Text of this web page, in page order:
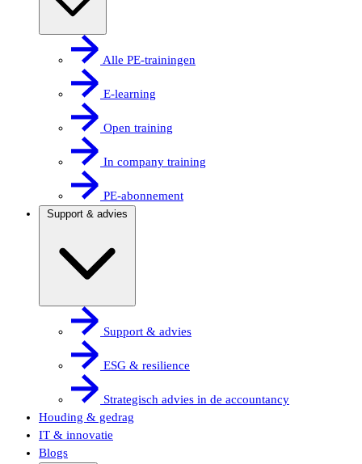
Alle PE-trainingen
E-learning
Open training
In company training
PE-abonnement
Support & advies
Support & advies
ESG & resilience
Strategisch advies in de accountancy
Houding & gedrag
IT & innovatie
Blogs